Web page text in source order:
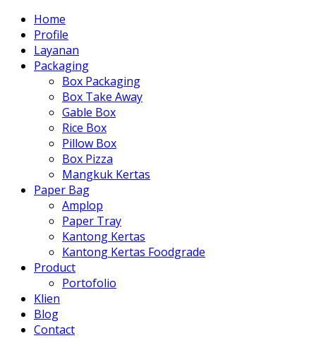
Home
Profile
Layanan
Packaging
Box Packaging
Box Take Away
Gable Box
Rice Box
Pillow Box
Box Pizza
Mangkuk Kertas
Paper Bag
Amplop
Paper Tray
Kantong Kertas
Kantong Kertas Foodgrade
Product
Portofolio
Klien
Blog
Contact